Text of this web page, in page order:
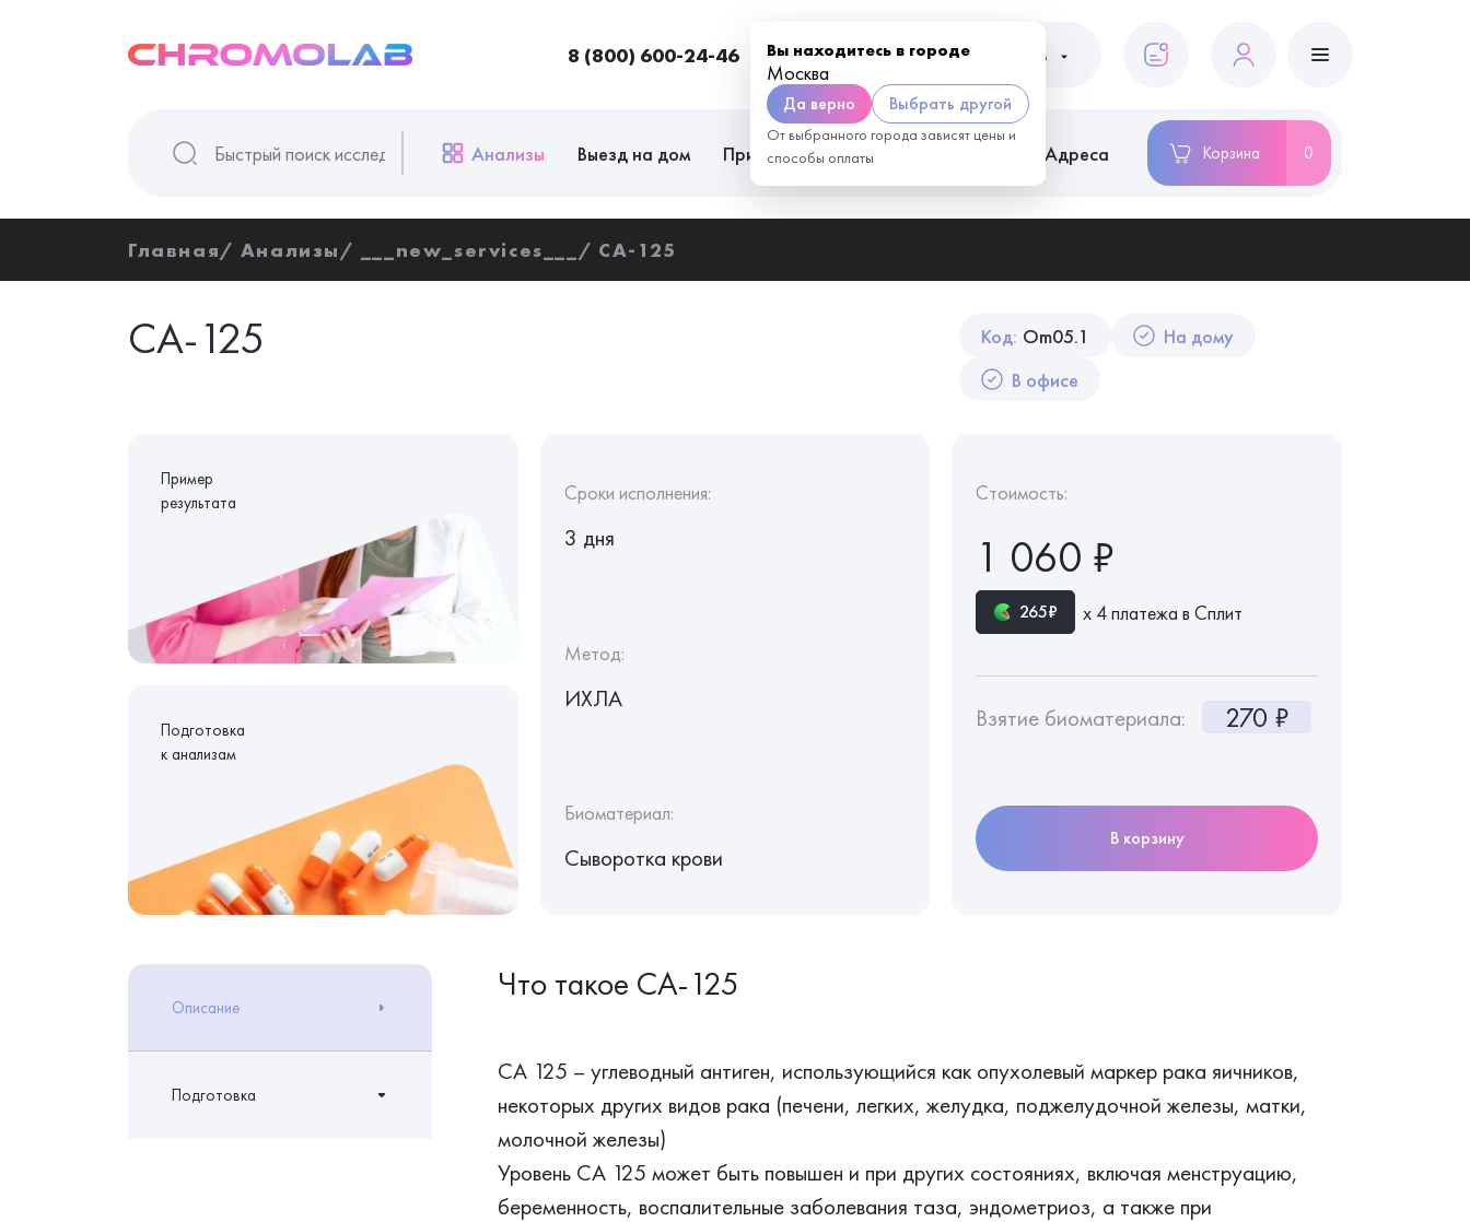
8 (800) 600-24-46 Вы находитесь в городе
Москва
Да верно Выбрать другой
От выбранного города зависят цены и
способы оплаты
Москва Пациентам
Анализы Выезд на дом Приём врачей Адреса Корзина 0
Главная Анализы ___new_services___ СА-125
Код: Om05.1
На дому
В офисе
СА-125
Пример
результата
Подготовка
к анализам
Сроки исполнения:
3 дня
Метод:
ИХЛА
Биоматериал:
Сыворотка крови
Стоимость:
1 060 ₽
265₽ х 4 платежа в Сплит
Взятие биоматериала: 270 ₽
В корзину
Описание
Подготовка
Что такое СА-125
СА 125 – углеводный антиген, использующийся как опухолевый маркер рака яичников,
некоторых других видов рака (печени, легких, желудка, поджелудочной железы, матки,
молочной железы)
Уровень CA 125 может быть повышен и при других состояниях, включая менструацию,
беременность, воспалительные заболевания таза, эндометриоз, а также при